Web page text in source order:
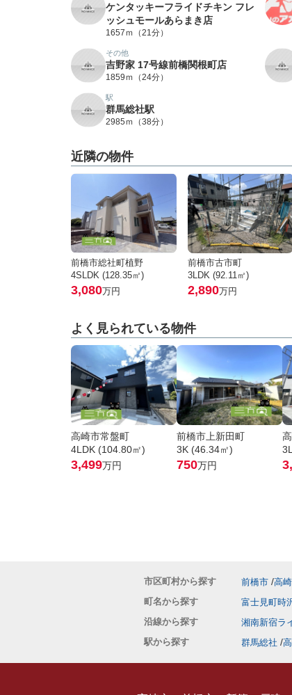
ケンタッキーフライドチキン フレ
ッシュモールあらまき店
1657ｍ（21分）
その他
吉野家 17号線前橋関根町店
1859ｍ（24分）
駅
群馬総社駅
2985ｍ（38分）
近隣の物件
前橋市総社町植野
4SLDK (128.35㎡)
3,080万円
前橋市古市町
3LDK (92.11㎡)
2,890万円
よく見られている物件
高崎市常盤町
4LDK (104.80㎡)
3,499万円
前橋市上新田町
3K (46.34㎡)
750万円
市区町村から探す 前橋市 高
町名から探す
富士見町時
沿線から探す
湘南新宿ラ
駅から探す
群馬総社